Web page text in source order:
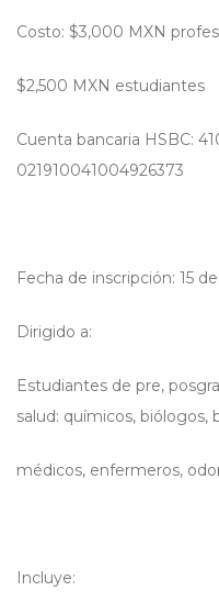
Costo: $3,000 MXN
$2,500 MXN estudiantes
Cuenta bancaria HSBC:
021910041004926373
Fecha de inscripción: 15
Dirigido a:
Estudiantes de pre,
salud: químicos, biólogos,
médicos, enfermeros,
Incluye: